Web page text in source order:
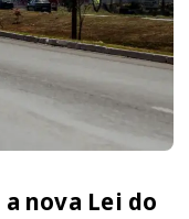
nova Lei do